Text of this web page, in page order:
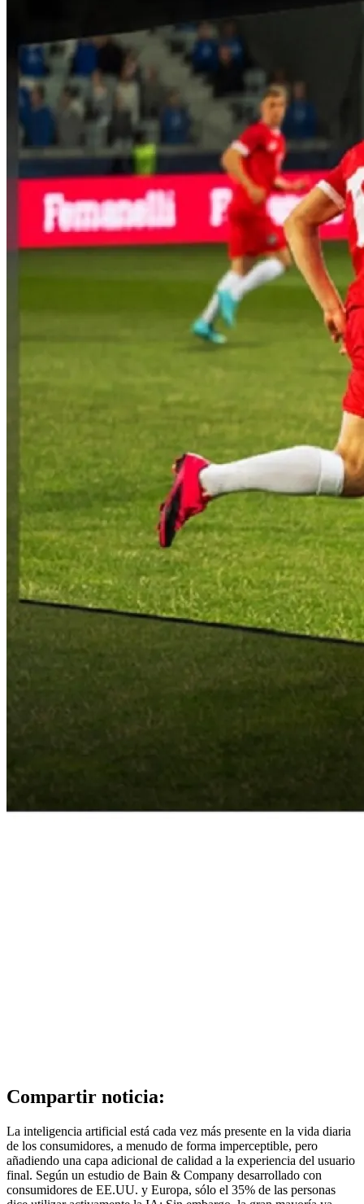
Compartir noticia:
La inteligencia artificial está cada vez más presente en la vida diaria
de los consumidores, a menudo de forma imperceptible, pero
añadiendo una capa adicional de calidad a la experiencia del usuario
final. Según un estudio de Bain & Company desarrollado con
consumidores de EE.UU. y Europa, sólo el 35% de las personas